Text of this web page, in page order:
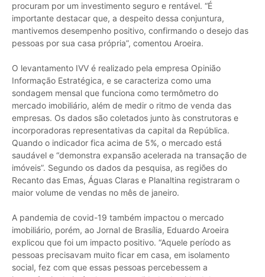
procuram por um investimento seguro e rentável. “É
importante destacar que, a despeito dessa conjuntura,
mantivemos desempenho positivo, confirmando o desejo das
pessoas por sua casa própria”, comentou Aroeira.
O levantamento IVV é realizado pela empresa Opinião
Informação Estratégica, e se caracteriza como uma
sondagem mensal que funciona como termômetro do
mercado imobiliário, além de medir o ritmo de venda das
empresas. Os dados são coletados junto às construtoras e
incorporadoras representativas da capital da República.
Quando o indicador fica acima de 5%, o mercado está
saudável e “demonstra expansão acelerada na transação de
imóveis”. Segundo os dados da pesquisa, as regiões do
Recanto das Emas, Águas Claras e Planaltina registraram o
maior volume de vendas no mês de janeiro.
A pandemia de covid-19 também impactou o mercado
imobiliário, porém, ao Jornal de Brasília, Eduardo Aroeira
explicou que foi um impacto positivo. “Aquele período as
pessoas precisavam muito ficar em casa, em isolamento
social, fez com que essas pessoas percebessem a